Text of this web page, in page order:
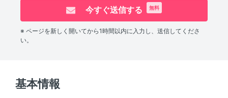
今すぐ送信する 無料
※ ページを新しく開いてから1時間以内に入力し、送信してくださ
い。
基本情報